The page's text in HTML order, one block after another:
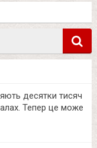
десятки тисяч
Тепер це може